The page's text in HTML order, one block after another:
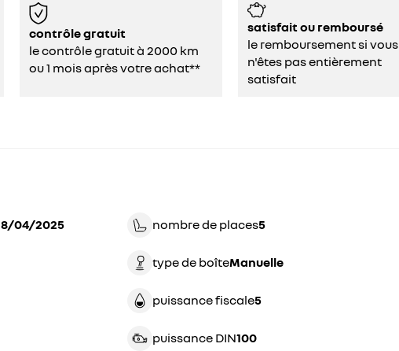
contrôle gratuit
le contrôle gratuit à 2000 km
ou 1 mois après votre achat**
satisfait ou remboursé
le remboursement si vous
n'êtes pas entièrement
satisfait
28/04/2025 nombre de places5
type de boîte manuelle
puissance fiscale5
puissance DIN 100